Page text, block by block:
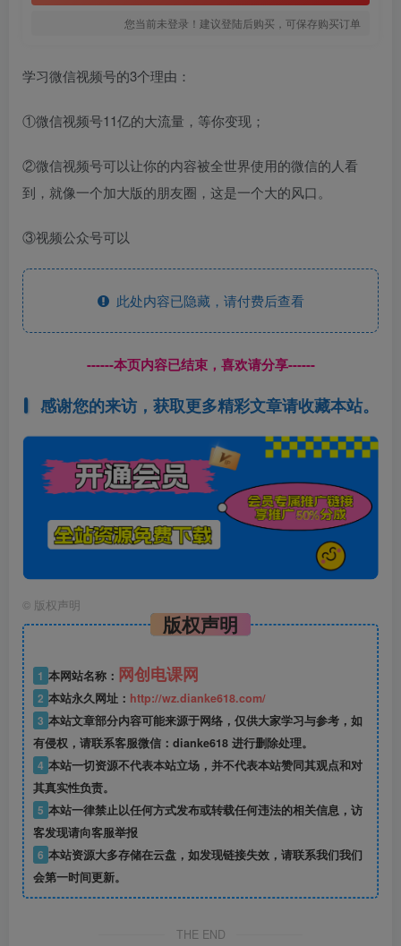
您当前未登录！建议登陆后购买，可保存购买订单
学习微信视频号的3个理由：
①微信视频号11亿的大流量，等你变现；
②微信视频号可以让你的内容被全世界使用的微信的人看
到，就像一个加大版的朋友圈，这是一个大的风口。
③视频公众号可以
此处内容已隐藏，请付费后查看
------本页内容已结束，喜欢请分享------
感谢您的来访，获取更多精彩文章请收藏本站。
© 版权声明
版权声明
1 本网站名称： 网创电课网
2 本站永久网址： http://wz.dianke618.com/
3 本站文章部分内容可能来源于网络，仅供大家学习与参考，如
有侵权，请联系客服微信：dianke618 进行删除处理。
4 本站一切资源不代表本站立场，并不代表本站赞同其观点和对
其真实性负责。
5 本站一律禁止以任何方式发布或转载任何违法的相关信息，访
客发现请向客服举报
6 本站资源大多存储在云盘，如发现链接失效，请联系我们我们
会第一时间更新。
THE END